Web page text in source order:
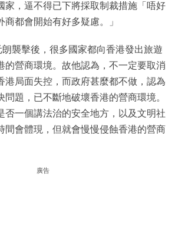
家，逼不得已下將採取制裁措施「唔好
都會開始有好多疑慮。」
襲擊後，很多國家都向香港發出旅遊
的營商環境。故他認為，不一定要取消
港局面失控，而政府甚麼都不做，認為
問題，已不斷地破壞香港的營商環境。
否一個講法治的安全地方，以及文明社
間會體現，但就會慢慢侵蝕香港的營商
廣告